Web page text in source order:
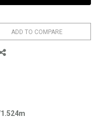
ADD TO COMPARE